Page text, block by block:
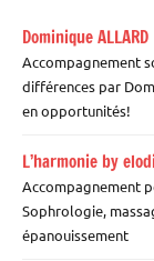
Dominique ALLARD
Accompagnement
différences par
en opportunités!
L’harmonie by
Accompagnement
Sophrologie,
épanouissement